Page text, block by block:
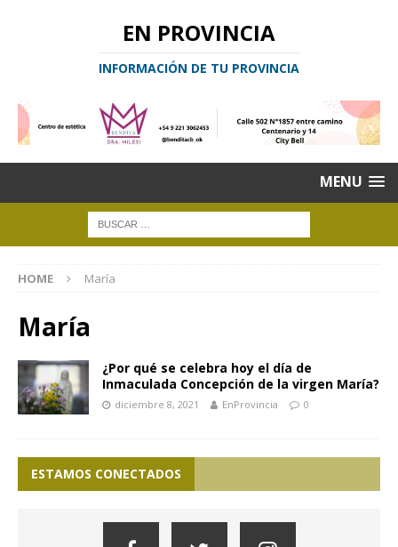
EN PROVINCIA
INFORMACIÓN DE TU PROVINCIA
MENU
HOME María
María
¿Por qué se celebra hoy el día de
Inmaculada Concepción de la virgen María?
diciembre 8, 2021 EnProvincia 0
ESTAMOS CONECTADOS